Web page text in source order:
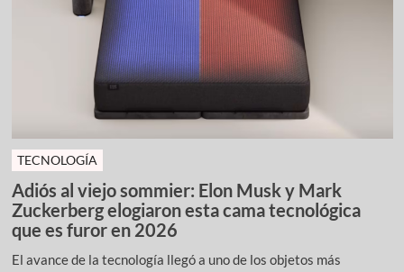
TECNOLOGÍA
Adiós al viejo sommier: Elon Musk y Mark
Zuckerberg elogiaron esta cama tecnológica
que es furor en 2026
El avance de la tecnología llegó a uno de los objetos más